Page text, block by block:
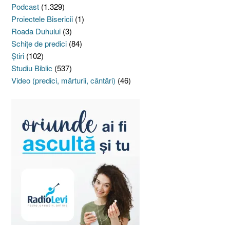
Podcast (1.329)
Proiectele Bisericii (1)
Roada Duhului (3)
Schiţe de predici (84)
Ştiri (102)
Studiu Biblic (537)
Video (predici, mărturii, cântări) (46)